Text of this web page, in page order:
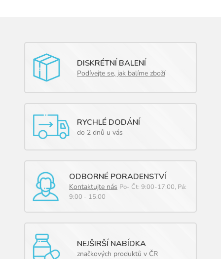
DISKRÉTNÍ BALENÍ
Podívejte se, jak balíme zboží
RYCHLÉ DODÁNÍ
do 2 dnů u vás
ODBORNÉ PORADENSTVÍ
Kontaktujte nás Po- Čt: 9:00-17:00, Pá:
9:00 - 15:00
NEJŠIRŠÍ NABÍDKA
značkových produktů v ČR